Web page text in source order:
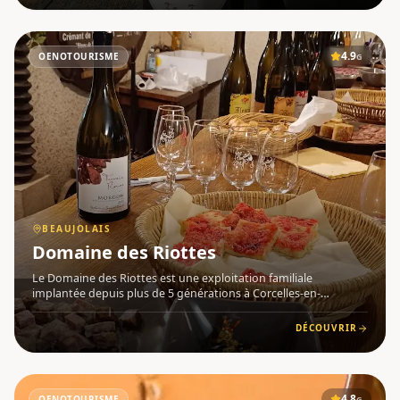
OENOTOURISME 4.9G
BEAUJOLAIS
Domaine des Riottes
Le Domaine des Riottes est une exploitation familiale
implantée depuis plus de 5 générations à Corcelles-en-
Beaujolais (69220), au cœur du vignoble Beaujolais . Conduit
par Nathalie et Bernard Remuet, ce domaine à taille humaine
cultive une
DÉCOUVRIR